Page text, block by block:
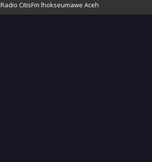
Radio CitisFm lhokseumawe Aceh